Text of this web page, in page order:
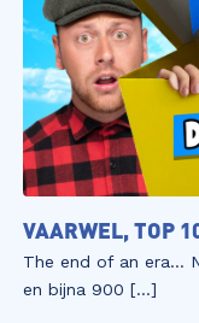
VAARWEL, TOP
The end of an era…
en bijna 900 […]